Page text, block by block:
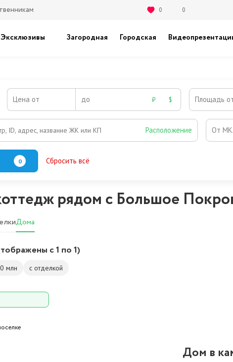
0 0
Эксклюзивы Загородная Городская
Цена от до ₽ $ Площадь
ID, адрес, название ЖК или КП Расположение От
0 Сбросить всё
рядом с Большое
с 1 по 1)
Дома
млн с отделкой
Дом в